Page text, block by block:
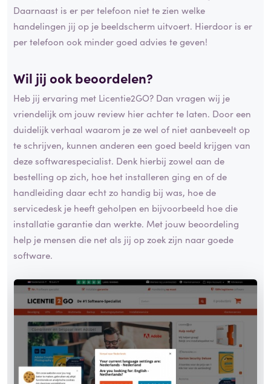
Daarnaast is er per telefoon niet te zien welke
handelingen jij op je beeldscherm uitvoert. Hierdoor is er
per telefoon ook minder goed advies te geven!
Wil jij ook beoordelen?
Heb jij ervaring met Licentie2GO? Dan vragen wij je
vriendelijk om jouw review hier achter te laten. Door een
duidelijk verhaal waarom je ze wel of niet aanbeveelt op
te schrijven, kunnen anderen een goed beeld krijgen van
deze softwarespecialist. Denk hierbij zowel aan de
bestelling op zich, hoe het installeren ging en of de
handleiding daar echt zo handig bij was, hoe de
servicedesk je heeft geholpen en bijvoorbeeld hoe die
installatie garantie dan werkte. Met jouw beoordeling
help je mensen die net als jij op zoek zijn naar goede
software.